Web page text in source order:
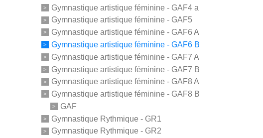
Gymnastique artistique féminine - GAF4 a
Gymnastique artistique féminine - GAF5
Gymnastique artistique féminine - GAF6 A
Gymnastique artistique féminine - GAF6 B
Gymnastique artistique féminine - GAF7 A
Gymnastique artistique féminine - GAF7 B
Gymnastique artistique féminine - GAF8 A
Gymnastique artistique féminine - GAF8 B
GAF
Gymnastique Rythmique - GR1
Gymnastique Rythmique - GR2